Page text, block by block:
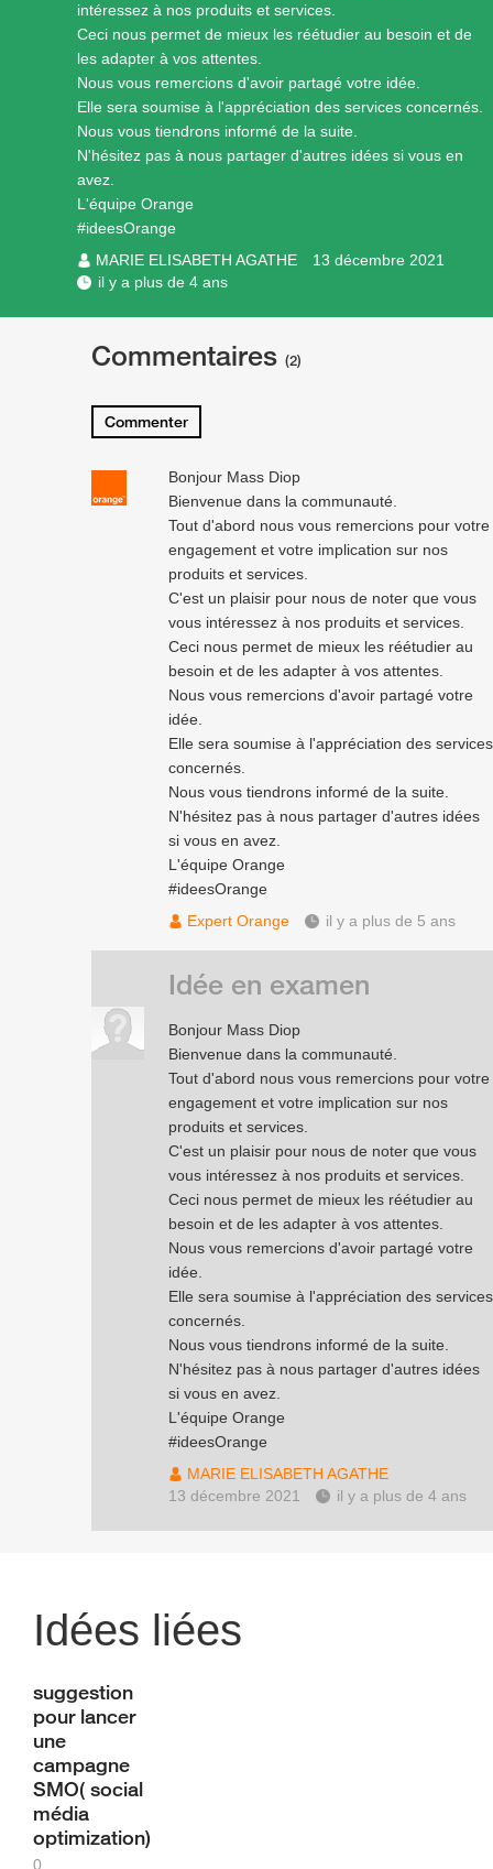
intéressez à nos produits et services.
Ceci nous permet de mieux les réétudier au besoin et de
les adapter à vos attentes.
Nous vous remercions d'avoir partagé votre idée.
Elle sera soumise à l'appréciation des services concernés.
Nous vous tiendrons informé de la suite.
N'hésitez pas à nous partager d'autres idées si vous en
avez.
L'équipe Orange
#ideesOrange
MARIE ELISABETH AGATHE
13 décembre 2021
il y a plus de 4 ans
Commentaires (2)
Commenter
Bonjour Mass Diop
Bienvenue dans la communauté.
Tout d'abord nous vous remercions pour votre
engagement et votre implication sur nos
produits et services.
C'est un plaisir pour nous de noter que vous
vous intéressez à nos produits et services.
Ceci nous permet de mieux les réétudier au
besoin et de les adapter à vos attentes.
Nous vous remercions d'avoir partagé votre
idée.
Elle sera soumise à l'appréciation des services
concernés.
Nous vous tiendrons informé de la suite.
N'hésitez pas à nous partager d'autres idées
si vous en avez.
L'équipe Orange
#ideesOrange
Expert Orange
il y a plus de 5 ans
Bonjour Mass Diop
Bienvenue dans la communauté.
Tout d'abord nous vous remercions pour votre
engagement et votre implication sur nos
produits et services.
C'est un plaisir pour nous de noter que vous
vous intéressez à nos produits et services.
Ceci nous permet de mieux les réétudier au
besoin et de les adapter à vos attentes.
Nous vous remercions d'avoir partagé votre
idée.
Elle sera soumise à l'appréciation des services
concernés.
Nous vous tiendrons informé de la suite.
N'hésitez pas à nous partager d'autres idées
si vous en avez.
L'équipe Orange
#ideesOrange
MARIE ELISABETH AGATHE
13 décembre 2021
il y a plus de 4 ans
Idée en examen
Idées liées
suggestion
pour lancer
une
campagne
SMO( social
média
optimization)
0